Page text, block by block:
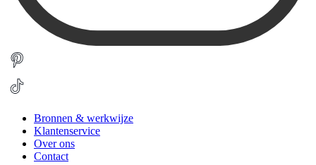
Bronnen & werkwijze
Klantenservice
Over ons
Contact